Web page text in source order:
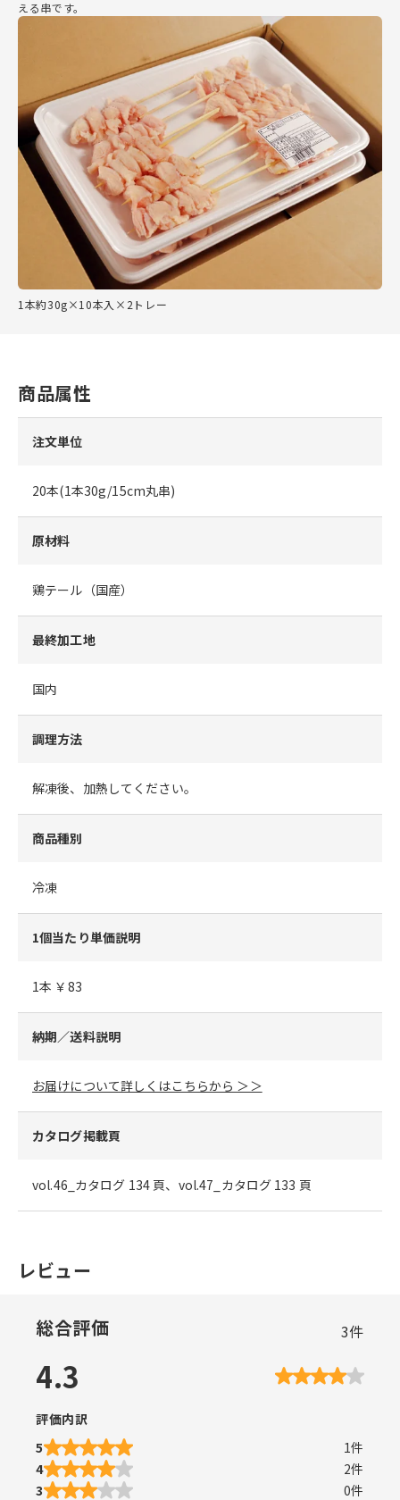
える串です。
1本約30g×10本入×2トレー
商品属性
注文単位
20本(1本30g/15cm丸串)
原材料
鶏テール（国産）
最終加工地
国内
調理方法
解凍後、加熱してください。
商品種別
冷凍
1個当たり単価説明
1本 ￥83
納期／送料説明
お届けについて詳しくはこちらから ＞＞
カタログ掲載頁
vol.46_カタログ 134 頁、vol.47_カタログ 133 頁
レビュー
総合評価 3件
4.3
評価内訳
5
1件
4
2件
3
0件